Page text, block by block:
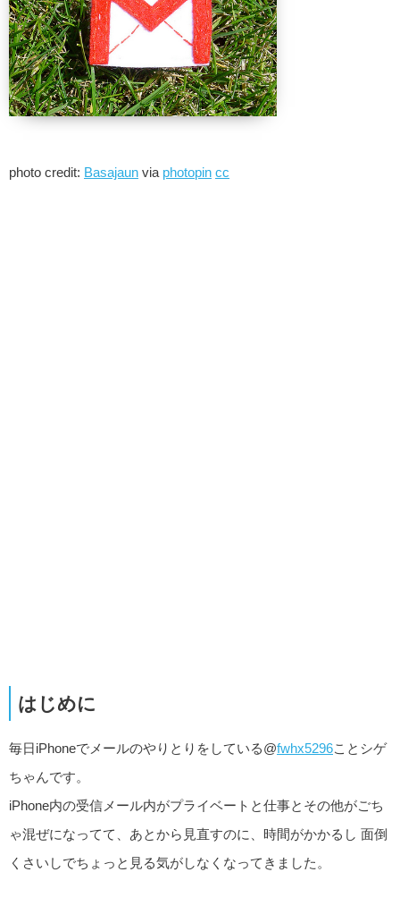
photo credit: Basajaun via photopin cc
はじめに
毎日iPhoneでメールのやりとりをしている@fwhx5296ことシゲ
ちゃんです。
iPhone内の受信メール内がプライベートと仕事とその他がごち
ゃ混ぜになってて、あとから見直すのに、時間がかかるし 面倒
くさいしでちょっと見る気がしなくなってきました。